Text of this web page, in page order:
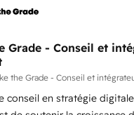
des équipes Notre équipe de 30
total, alignant
et guidant vos
tout en
éprouvée
plus de 400 clients, nous
Grade - Conseil et
the Grade - Conseil et
conseil en stratégie